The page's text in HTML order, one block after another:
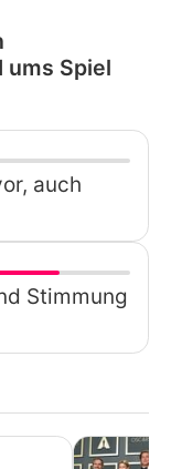
ums Spiel
auch
Stimmung